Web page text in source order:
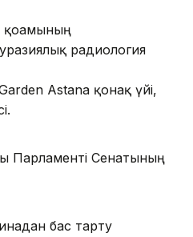
радиология
Astana қонақ үйі,
Парламенті Сенатының
бас тарту